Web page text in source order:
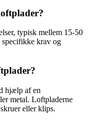
typisk mellem 15-50
krav og
hjælp af en
metal. Loftpladerne
eller klips.